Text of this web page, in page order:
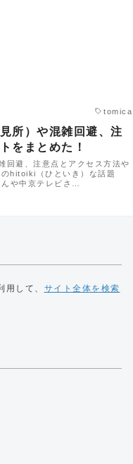
tomica
所）や混雑回避、注
をまとめた！
回避、注意点とアクセス方法や
hitoiki（ひといき）な話題
や中京テレビさ…
して、 サイト全体を検索